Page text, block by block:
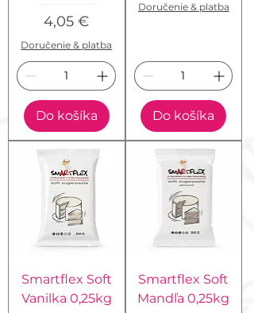
Cena
4,05 €
Doručenie & platba
Do košíka
Doručenie & platba
Do košíka
Smartflex Soft
Vanilka 0,25kg
Smartflex Soft
Mandľa 0,25kg